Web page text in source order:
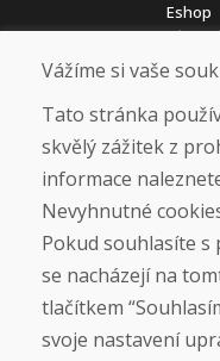
Eshop
Jak
Platba
Vážíme si vaše
Tato stránka
skvělý zážitek z
informace
Nevyhnutné
Pokud souhlasíte s
se nacházejí na
tlačítkem
svoje nastavení